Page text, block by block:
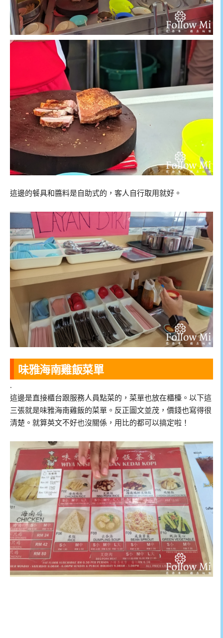
這邊的餐具和醬料是自助式的，客人自行取用就好。
味雅海南雞飯菜單
.
這邊是直接櫃台跟服務人員點菜的，菜單也放在櫃檯。以下這
三張就是味雅海南雞飯的菜單。反正圖文並茂，價錢也寫得很
清楚。就算英文不好也沒關係，用比的都可以搞定啦！